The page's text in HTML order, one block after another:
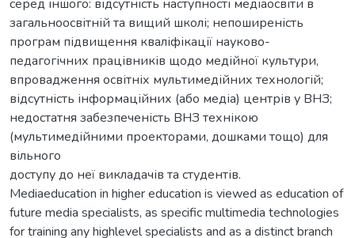
серед іншого: відсутність наступності медіаосвіти в
загальноосвітній та вищий школі; непоширеність
програм підвищення кваліфікації науково-
педагогічних працівників щодо медійної культури,
впровадження освітніх мультимедійних технологій;
відсутність інформаційних (або медіа) центрів у ВНЗ;
недостатня забезпеченість ВНЗ технікою
(мультимедійними проекторами, дошками тощо) для
вільного
доступу до неї викладачів та студентів.
Mediaeducation in higher education is viewed as education of
future media specialists, as specific multimedia technologies
for training any highlevel specialists and as a distinct branch